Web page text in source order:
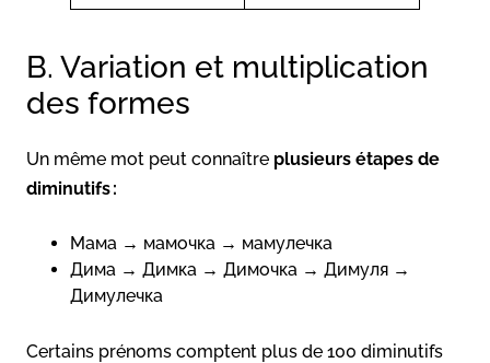
B. Variation et multiplication
des formes
Un même mot peut connaître plusieurs étapes de
diminutifs :
Мама → мамочка → мамулечка
Дима → Димка → Димочка → Димуля →
Димулечка
Certains prénoms comptent plus de 100 diminutifs